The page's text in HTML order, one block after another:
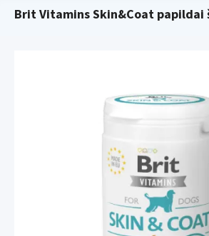
Brit Vitamins Skin&Coat papildai